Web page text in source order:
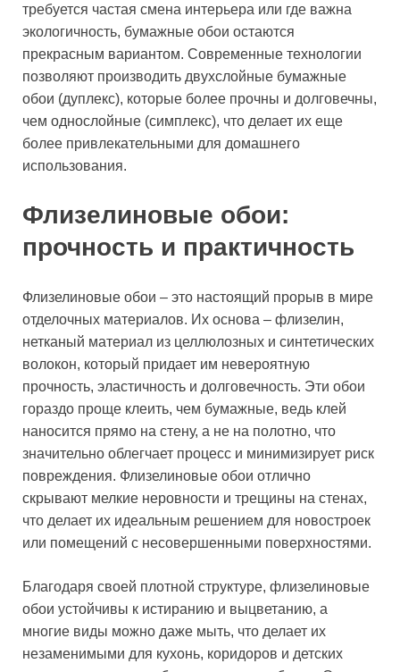
требуется частая смена интерьера или где важна
экологичность, бумажные обои остаются
прекрасным вариантом. Современные технологии
позволяют производить двухслойные бумажные
обои (дуплекс), которые более прочны и долговечны,
чем однослойные (симплекс), что делает их еще
более привлекательными для домашнего
использования.
Флизелиновые обои:
прочность и практичность
Флизелиновые обои – это настоящий прорыв в мире
отделочных материалов. Их основа – флизелин,
нетканый материал из целлюлозных и синтетических
волокон, который придает им невероятную
прочность, эластичность и долговечность. Эти обои
гораздо проще клеить, чем бумажные, ведь клей
наносится прямо на стену, а не на полотно, что
значительно облегчает процесс и минимизирует риск
повреждения. Флизелиновые обои отлично
скрывают мелкие неровности и трещины на стенах,
что делает их идеальным решением для новостроек
или помещений с несовершенными поверхностями.
Благодаря своей плотной структуре, флизелиновые
обои устойчивы к истиранию и выцветанию, а
многие виды можно даже мыть, что делает их
незаменимыми для кухонь, коридоров и детских